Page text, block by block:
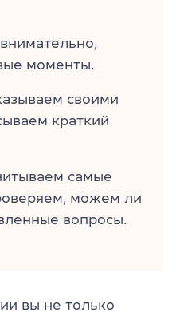
моменты.
своими
краткий
самые
можем ли
вопросы.
вы не только